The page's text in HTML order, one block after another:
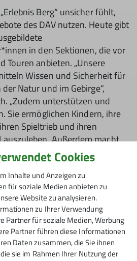
Berg“ unsicher fühlt,
des DAV nutzen. Heute gibt
in den Sektionen, die vor
Touren anbieten. „Unsere
Wissen und Sicherheit für
Natur und im Gebirge“,
„Zudem unterstützen und
Sie ermöglichen Kindern, ihre
Spieltrieb und ihren
Außerdem macht
viel mehr Spaß.“ Neben
und Kursangebot
vergünstigten
bei Hüttenübernachtungen
Versicherungsschutz in den
Cookies
Inhalte und Anzeigen zu
für soziale Medien anbieten zu
Website zu analysieren.
zu Ihrer Verwendung
Partner für soziale Medien, Werbung
Partner führen diese Informationen
Daten zusammen, die Sie ihnen
sie im Rahmen Ihrer Nutzung der